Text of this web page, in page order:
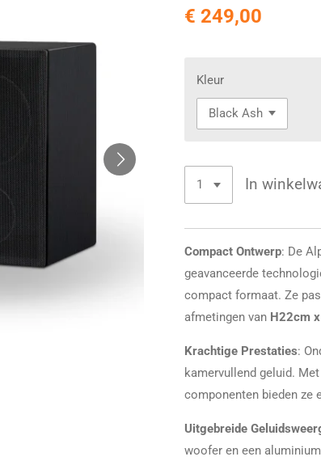
€ 249,00
Kleur
In
Compact Ontwerp: De
geavanceerde
compact formaat. Ze
afmetingen van H22cm
Krachtige Prestaties:
kamervullend geluid.
componenten bieden ze
Uitgebreide
woofer en een